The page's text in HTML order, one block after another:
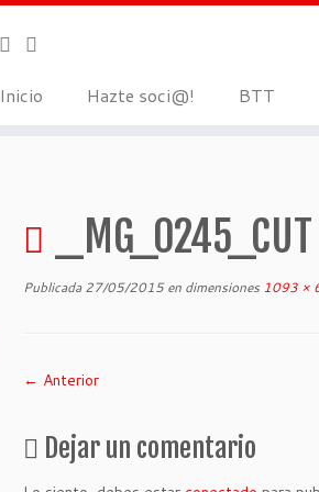
Inicio Hazte soci@! BTT
_MG_0245_CUT
Publicada 27/05/2015en dimensiones 1093 ×
← Anterior
Dejar un comentario